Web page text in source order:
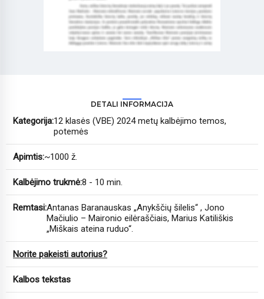
DETALI INFORMACIJA
Kategorija:12 klasės (VBE) 2024 metų kalbėjimo temos,
potemės
Apimtis:~1000 ž.
Kalbėjimo trukmė:8 - 10 min.
Remtasi:Antanas Baranauskas „Anykščių šilelis“ , Jono
Mačiulio – Maironio eilėraščiais, Marius Katiliškis
„Miškais ateina ruduo“.
Norite pakeisti autorius?
Kalbos tekstas